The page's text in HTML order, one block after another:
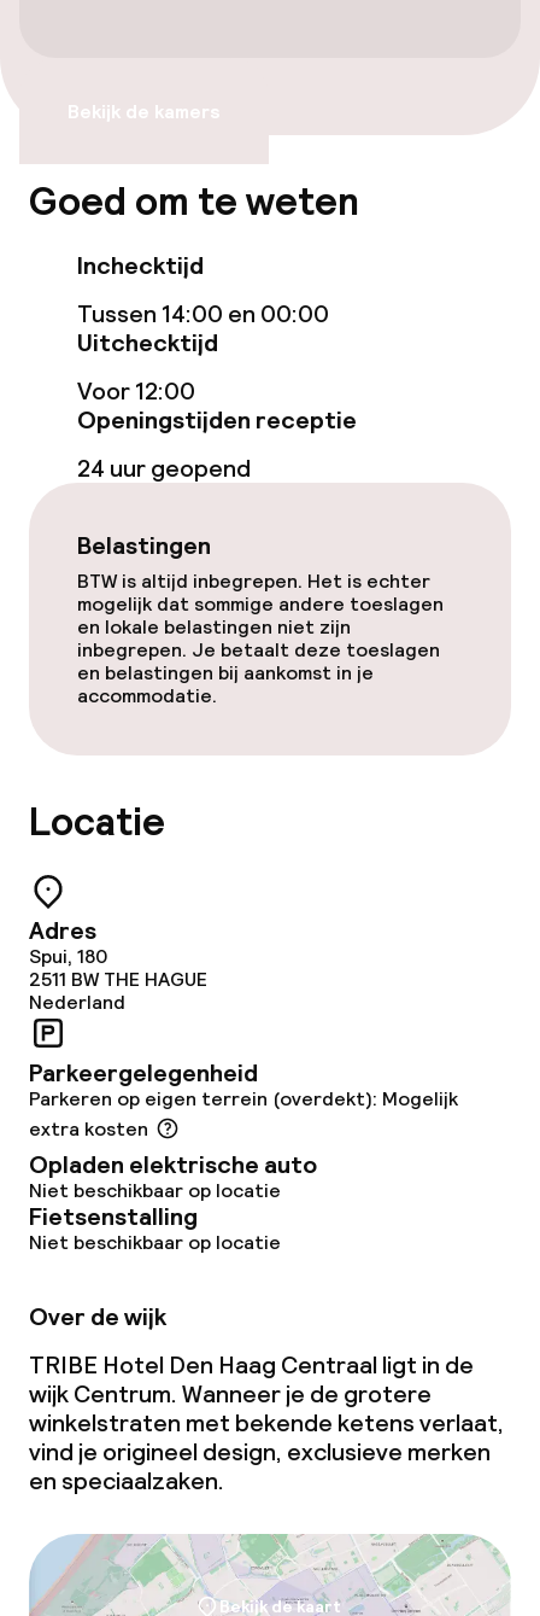
Voor toegankelijkheid
geoptimaliseerde kamers beschikbaar
geoptimaliseerde kamers beschikbaar
Zwemmen & wellness
Fitnessruimte / gym
Entertainment
Gratis wifi
Eet- en drinkgelegenheden
Eet- en drinkdiensten
Ontbijtbuffet
Ontbijt à la carte
Diner à la carte
Roomservice
Dieetopties
Speciale dieetopties
Vegetarische opties
Schoonmaakvoorzieningen
Wasservice
Zakelijke faciliteiten
Bekijk de kamers
Goed om te weten
Inchecktijd
Tussen 14:00 en 00:00
Uitchecktijd
Voor 12:00
Openingstijden receptie
24 uur geopend
Belastingen
BTW is altijd inbegrepen. Het is echter
mogelijk dat sommige andere toeslagen
en lokale belastingen niet zijn
inbegrepen. Je betaalt deze toeslagen
en belastingen bij aankomst in je
accommodatie.
Locatie
Adres
Spui, 180
2511 BW THE HAGUE
Nederland
Parkeergelegenheid
Parkeren op eigen terrein (overdekt): Mogelijk
extra kosten
Opladen elektrische auto
Niet beschikbaar op locatie
Fietsenstalling
Niet beschikbaar op locatie
Over de wijk
TRIBE Hotel Den Haag Centraal ligt in de
wijk Centrum. Wanneer je de grotere
winkelstraten met bekende ketens verlaat,
vind je origineel design, exclusieve merken
en speciaalzaken.
Bekijk de kaart